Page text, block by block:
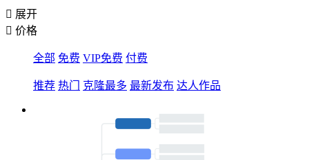
 展开
 价格
全部 免费 VIP免费 付费
推荐 热门 克隆最多 最新发布 达人作品